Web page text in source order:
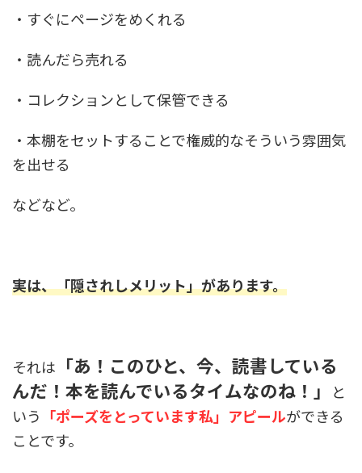
・すぐにページをめくれる
・読んだら売れる
・コレクションとして保管できる
・本棚をセットすることで権威的なそういう雰囲気
を出せる
などなど。
実は、「隠されしメリット」があります。
それは 「あ！このひと、今、読書している
んだ！本を読んでいるタイムなのね！」
と
いう 「ポーズをとっています私」アピールができる
ことです。